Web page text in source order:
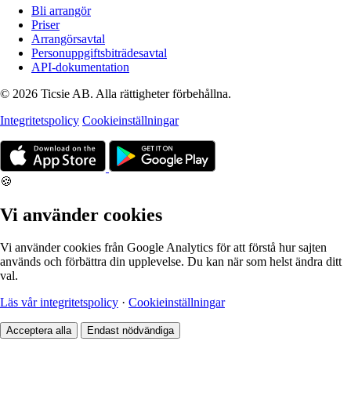
Bli arrangör
Priser
Arrangörsavtal
Personuppgiftsbiträdesavtal
API-dokumentation
© 2026 Ticsie AB. Alla rättigheter förbehållna.
Integritetspolicy Cookieinställningar
🍪
Vi använder cookies
Vi använder cookies från Google Analytics för att förstå hur sajten
används och förbättra din upplevelse. Du kan när som helst ändra ditt
val.
Läs vår integritetspolicy · Cookieinställningar
Acceptera alla Endast nödvändiga